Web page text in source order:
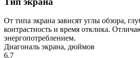
От типа экрана зависят углы обзора,
контрастность и время отклика.
энергопотреблением.
Диагональ экрана, дюймов
6.7